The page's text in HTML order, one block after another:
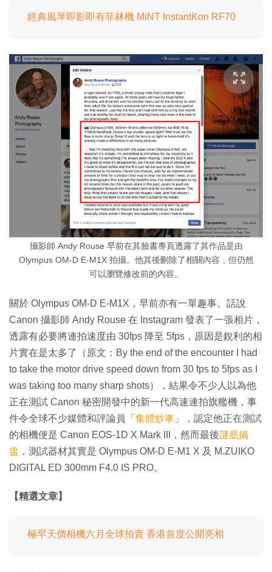
經典風琴即影即有菲林機 MiNT InstantKon RF70
攝影師 Andy Rouse 早前在其臉書專頁透露了其作品是由
Olympus OM-D E-M1X 拍攝。他其後刪除了相關內容，但仍然
可以瀏覽修改前的內容。
關於 Olympus OM-D E-M1X，早前亦有一單趣事。話說
Canon 攝影師 Andy Rouse 在 Instagram 發表了一張相片，
透露有必要將連拍速度由 30fps 降至 5fps，原因是銳利的相
片實在是太多了（原文：By the end of the encounter I had
to take the motor drive speed down from 30 fps to 5fps as I
was taking too many sharp shots），結果令不少人以為他
正在測試 Canon 秘密開發中的新一代高速連拍旗艦機，事
件令全球不少媒體和評論員「 集體炒車 」，認定他正在測試
的相機便是 Canon EOS-1D X Mark III，然而最後謎底揭
盅 ，測試器材其實是 Olympus OM-D E-M1 X 及 M.ZUIKO
DIGITAL ED 300mm F4.0 IS PRO。
【精選文章】
極罕天價相機六月全球拍賣 香港首度公開亮相